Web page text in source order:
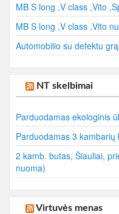
MB S long ,V class ,Vito
MB S long ,V class ,Vito
Automobilio su defektu
NT skelbimai
Parduodamas ekologinis
Parduodamas 3 kambarių
2 kamb. butas, Šiauliai,
nuoma)
Virtuvės menas